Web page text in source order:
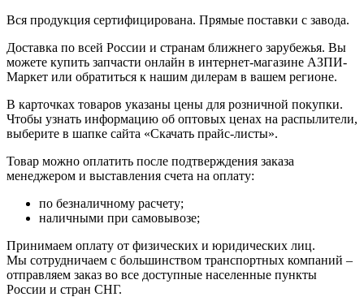
Вся продукция сертифицирована. Прямые поставки с завода.
Доставка по всей России и странам ближнего зарубежья. Вы
можете купить запчасти онлайн в интернет-магазине АЗПИ-
Маркет или обратиться к нашим дилерам в вашем регионе.
В карточках товаров указаны цены для розничной покупки.
Чтобы узнать информацию об оптовых ценах на распылители,
выберите в шапке сайта «Скачать прайс-листы».
Товар можно оплатить после подтверждения заказа
менеджером и выставления счета на оплату:
по безналичному расчету;
наличными при самовывозе;
Принимаем оплату от физических и юридических лиц.
Мы сотрудничаем с большинством транспортных компаний –
отправляем заказ во все доступные населенные пункты
России и стран СНГ.